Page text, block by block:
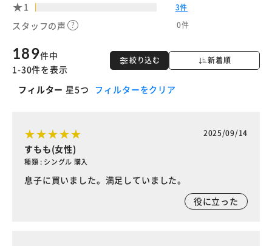
1 3件
スタッフの声 0件
絞り込む 新着順
189件中
1-30件を表示
フィルター 星5つ フィルターをクリア
2025/09/14
すもも(女性)
種類 : シングル 購入
息子に買いました。満足していました。
役に立った